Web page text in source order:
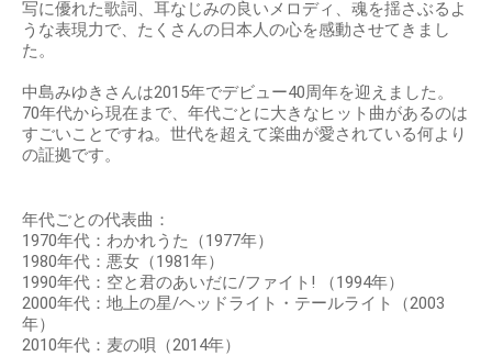
写に優れた歌詞、耳なじみの良いメロディ、魂を揺さぶるよ
うな表現力で、たくさんの日本人の心を感動させてきまし
た。
中島みゆきさんは2015年でデビュー40周年を迎えました。
70年代から現在まで、年代ごとに大きなヒット曲があるのは
すごいことですね。世代を超えて楽曲が愛されている何より
の証拠です。
年代ごとの代表曲：
1970年代：わかれうた（1977年）
1980年代：悪女（1981年）
1990年代：空と君のあいだに/ファイト! （1994年）
2000年代：地上の星/ヘッドライト・テールライト（2003
年）
2010年代：麦の唄（2014年）